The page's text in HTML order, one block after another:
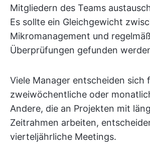
Mitgliedern des Teams
Es sollte ein Gleichgewicht
Mikromanagement und
Überprüfungen gefunden
Viele Manager entscheiden sich
zweiwöchentliche oder
Andere, die an Projekten mit
Zeitrahmen arbeiten,
vierteljährliche Meetings.